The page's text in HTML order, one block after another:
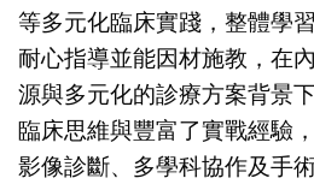
等多元化臨床實踐，整體學
耐心指導並能因材施教，在
源與多元化的診療方案背景
臨床思維與豐富了實戰經驗
影像診斷、多學科協作及手